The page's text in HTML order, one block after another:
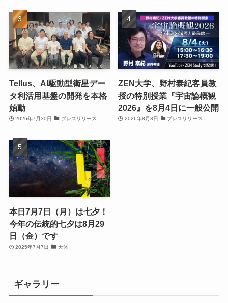
Tellus、AI駆動型衛星デー
タ利活用基盤の開発を本格
始動
2026年7月30日 プレスリリース
ZEN大学、野村泰紀客員教
授の特別授業『宇宙論概観
2026』を8月4日に一般公開
2026年8月3日 プレスリリース
本日7月7日（月）は七夕！
今年の伝統的七夕は8月29
日（金）です
2025年7月7日 天体
ギャラリー